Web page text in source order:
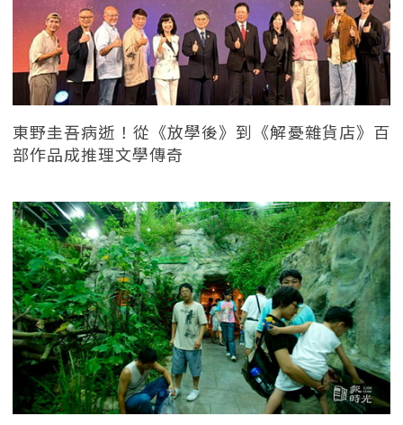
東野圭吾病逝！從《放學後》到《解憂雜貨店》百
部作品成推理文學傳奇